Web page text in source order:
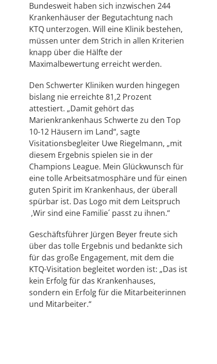
Bundesweit haben sich inzwischen 244
Krankenhäuser der Begutachtung nach
KTQ unterzogen. Will eine Klinik bestehen,
müssen unter dem Strich in allen Kriterien
knapp über die Hälfte der
Maximalbewertung erreicht werden.
Den Schwerter Kliniken wurden hingegen
bislang nie erreichte 81,2 Prozent
attestiert. „Damit gehört das
Marienkrankenhaus Schwerte zu den Top
10-12 Häusern im Land“, sagte
Visitationsbegleiter Uwe Riegelmann, „mit
diesem Ergebnis spielen sie in der
Champions League. Mein Glückwunsch für
eine tolle Arbeitsatmosphäre und für einen
guten Spirit im Krankenhaus, der überall
spürbar ist. Das Logo mit dem Leitspruch
,Wir sind eine Familie´ passt zu ihnen.“
Geschäftsführer Jürgen Beyer freute sich
über das tolle Ergebnis und bedankte sich
für das große Engagement, mit dem die
KTQ-Visitation begleitet worden ist: „Das ist
kein Erfolg für das Krankenhauses,
sondern ein Erfolg für die Mitarbeiterinnen
und Mitarbeiter.“